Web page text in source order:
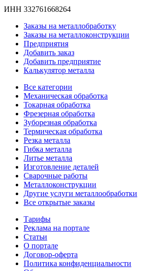
ИНН 332761668264
Заказы на металлобработку
Заказы на металлоконструкции
Предприятия
Добавить заказ
Добавить предприятие
Калькулятор металла
Все категории
Механическая обработка
Токарная обработка
Фрезерная обработка
Зуборезная обработка
Термическая обработка
Резка металла
Гибка металла
Литье металла
Изготовление деталей
Сварочные работы
Металлоконструкции
Другие услуги металлообработки
Все открытые заказы
Тарифы
Реклама на портале
Статьи
О портале
Договор-оферта
Политика конфиденциальности